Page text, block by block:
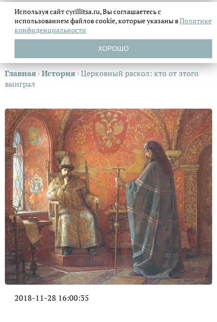
Главная ›История ›Церковный раскол: кто от этого
выиграл
2018-11-28 16:00:35
Используя сайт cyrillitsa.ru, Вы соглашаетесь с
использованием файловcookie, которые указаны вПолитике
конфиденциальности
ХОРОШО